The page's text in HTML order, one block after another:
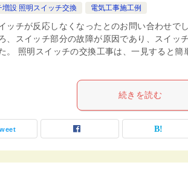
設 照明スイッチ交換 電気工事施工例
ッチが反応しなくなったとのお問い合わせでし
、スイッチ部分の故障が原因であり、スイッ
。 照明スイッチの交換工事は、一見すると簡
続きを読む